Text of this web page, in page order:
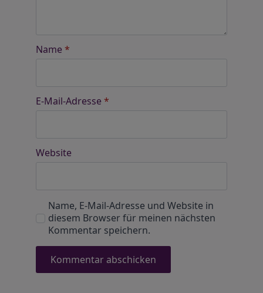
Name *
E-Mail-Adresse *
Website
Name, E-Mail-Adresse und Website in
diesem Browser für meinen nächsten
Kommentar speichern.